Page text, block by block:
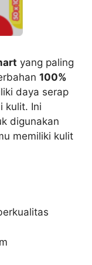
yang paling
100%
daya serap
kulit. Ini
digunakan
memiliki kulit